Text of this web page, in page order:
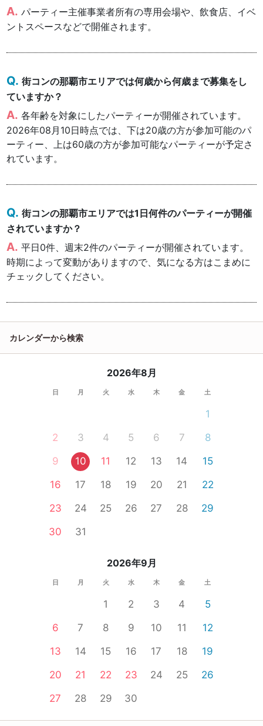
パーティー主催事業者所有の専用会場や、飲食店、イベ
ントスペースなどで開催されます。
街コンの那覇市エリアでは何歳から何歳まで募集をし
ていますか？
各年齢を対象にしたパーティーが開催されています。
2026年08月10日時点では、下は20歳の方が参加可能のパ
ーティー、上は60歳の方が参加可能なパーティーが予定さ
れています。
街コンの那覇市エリアでは1日何件のパーティーが開催
されていますか？
平日0件、週末2件のパーティーが開催されています。
時期によって変動がありますので、気になる方はこまめに
チェックしてください。
カレンダーから検索
2026年8月
日 月 火 水 木 金 土
1
2
3 4 5 6 7
8
9
10 11 12 13 14
15
16
17 18 19 20 21
22
23
24 25 26 27 28
29
30
31
2026年9月
日 月 火 水 木 金 土
1 2 3 4
5
6
7 8 9 10 11
12
13
14 15 16 17 18
19
20
21 22 23 24 25
26
27
28 29 30